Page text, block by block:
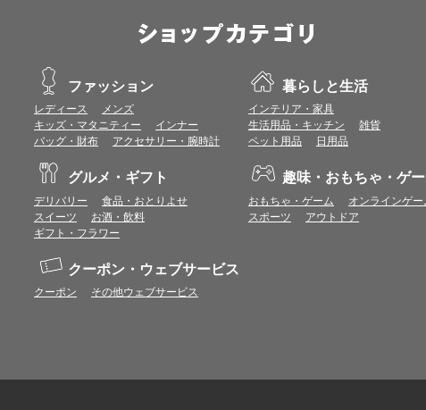
※上記環境範囲内であっても、ブラウザとOSの組み合わせにより、 一部表
※推奨以外のブラウザや、推奨以前のバージョンのブラウザをご利用の場合
すので、推奨ブラウザでのご利用をお願いいたします。
＜CookieやJavaScriptについて＞
本サービスではCookieとJavaScriptの機能を使用している為、Cookieと
ポイント付与につきまして
ワールドプレゼントのポイント通常1倍分に加え、上乗せとなる1〜19倍分のポ
ントとして付与いたします。
プレミアムポイント付与の対象は、商品代金のみ（税・送料等を除く）となりま
プレミアムポイントの付与予定時期は、カードご利用代金のご請求月と異なる
200円のご利用につき1ポイントとして計算されるため、一部の法人カード等に
対象サイトにアクセス後、カード決済前に別サイトにアクセスした場合は、ポ
商品購入後、購入内容等に変更があった場合は、プレミアムポイント付与の対
一部対象外となるサービスがあります。
ファッション
レディース
メンズ
キッズ・マタニティー
インナー
バッグ・財布
アクセサリー・腕時計
暮らしと生活
インテリア・家具
生活用品・キッチン
雑貨
ペット用品
日用品
グルメ・ギフト
デリバリー
食品・おとりよせ
スイーツ
お酒・飲料
ギフト・フラワー
趣味・おもちゃ・ゲ
おもちゃ・ゲーム
オンラインゲー
スポーツ
アウトドア
クーポン・ウェブサービス
クーポン その他ウェブサービス